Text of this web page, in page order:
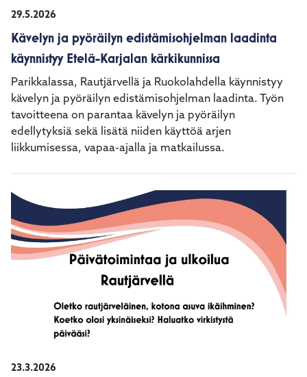
29.5.2026
Kävelyn ja pyöräilyn edistämisohjelman laadinta
käynnistyy Etelä-Karjalan kärkikunnissa
Parikkalassa, Rautjärvellä ja Ruokolahdella käynnistyy
kävelyn ja pyöräilyn edistämisohjelman laadinta. Työn
tavoitteena on parantaa kävelyn ja pyöräilyn
edellytyksiä sekä lisätä niiden käyttöä arjen
23.3.2026